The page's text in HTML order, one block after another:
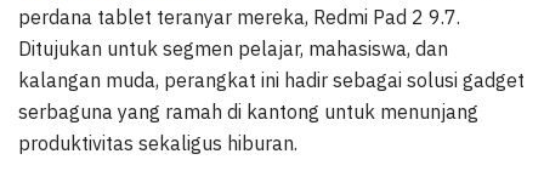
perdana tablet teranyar mereka, Redmi Pad 2 9.7.
Ditujukan untuk segmen pelajar, mahasiswa, dan
kalangan muda, perangkat ini hadir sebagai solusi gadget
serbaguna yang ramah di kantong untuk menunjang
produktivitas sekaligus hiburan.